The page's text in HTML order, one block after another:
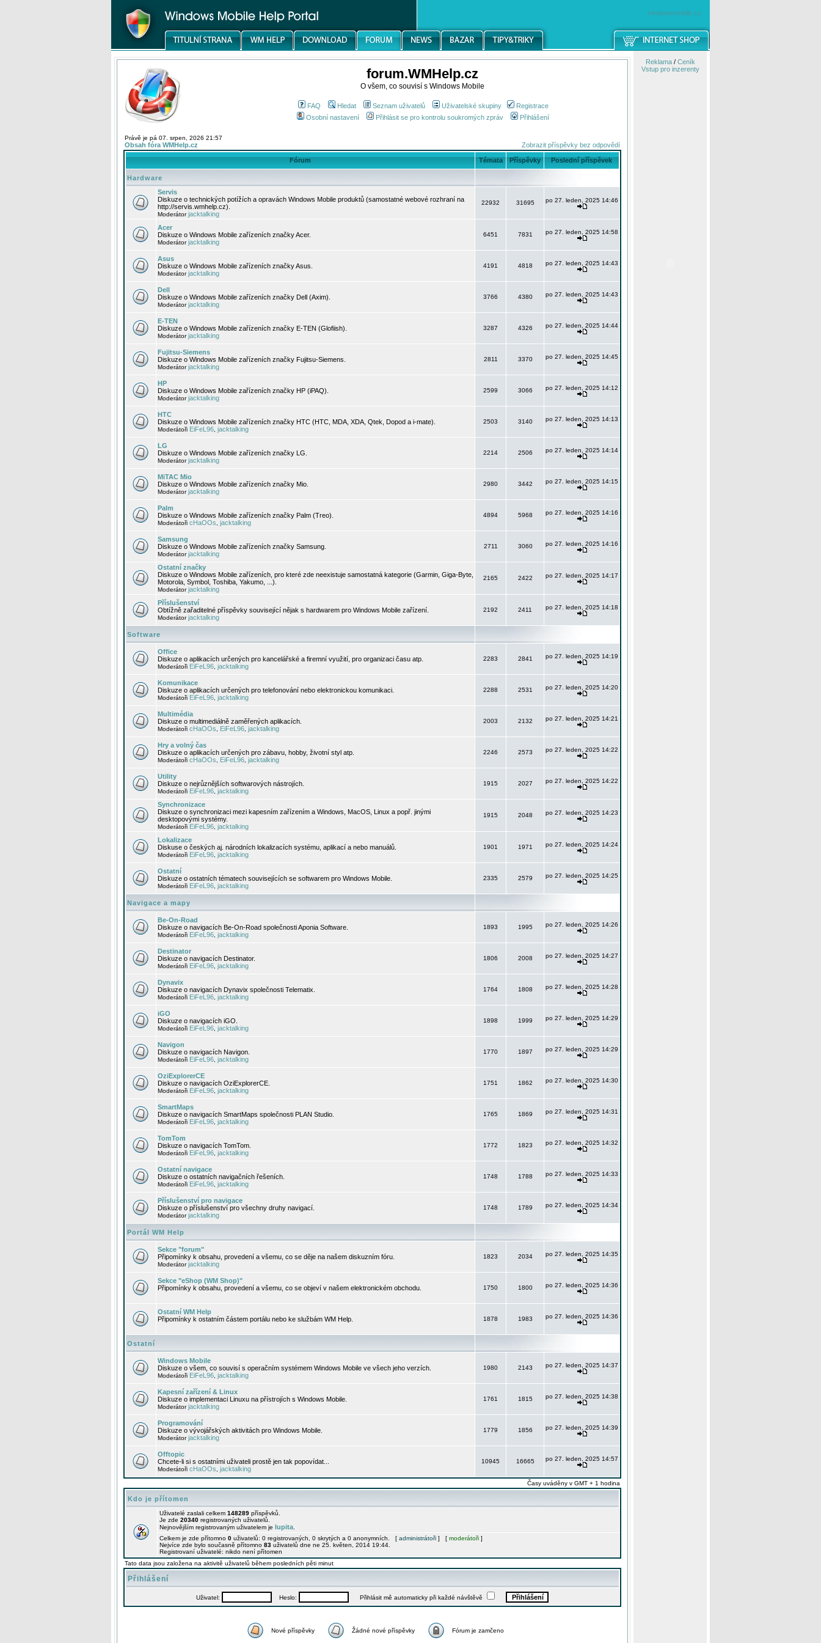
windowsmobile.cz
forum.WMHelp.cz
O všem, co souvisí s Windows Mobile
FAQ Hledat Seznam uživatelů Uživatelské skupiny
Registrace
Osobní nastavení
Přihlásit se pro kontrolu soukromých zpráv Přihlášení
Právě je pá 07. srpen, 2026 21:57
Obsah fóra WMHelp.cz Zobrazit příspěvky bez odpovědí
Fórum Témata Příspěvky Poslední příspěvek
Hardware
Servis
Diskuze o technických potížích a opravách Windows Mobile produktů (samostatné webové rozhraní na
http://servis.wmhelp.cz).
Moderátorjacktalking
22932 31695 po 27. leden, 2025 14:46
Acer
Diskuze o Windows Mobile zařízeních značky Acer.
Moderátorjacktalking
6451 7831 po 27. leden, 2025 14:58
Asus
Diskuze o Windows Mobile zařízeních značky Asus.
Moderátorjacktalking
4191 4818 po 27. leden, 2025 14:43
Dell
Diskuze o Windows Mobile zařízeních značky Dell (Axim).
Moderátorjacktalking
3766 4380 po 27. leden, 2025 14:43
E-TEN
Diskuze o Windows Mobile zařízeních značky E-TEN (Glofiish).
Moderátorjacktalking
3287 4326 po 27. leden, 2025 14:44
Fujitsu-Siemens
Diskuze o Windows Mobile zařízeních značky Fujitsu-Siemens.
Moderátorjacktalking
2811 3370 po 27. leden, 2025 14:45
HP
Diskuze o Windows Mobile zařízeních značky HP (iPAQ).
Moderátorjacktalking
2599 3066 po 27. leden, 2025 14:12
HTC
Diskuze o Windows Mobile zařízeních značky HTC (HTC, MDA, XDA, Qtek, Dopod a i-mate).
Moderátoři EiFeL96 jacktalking
2503 3140 po 27. leden, 2025 14:13
LG
Diskuze o Windows Mobile zařízeních značky LG.
Moderátorjacktalking
2214 2506 po 27. leden, 2025 14:14
MiTAC Mio
Diskuze o Windows Mobile zařízeních značky Mio.
Moderátorjacktalking
2980 3442 po 27. leden, 2025 14:15
Palm
Diskuze o Windows Mobile zařízeních značky Palm (Treo).
Moderátoři cHaOOs jacktalking
4894 5968 po 27. leden, 2025 14:16
Samsung
Diskuze o Windows Mobile zařízeních značky Samsung.
Moderátorjacktalking
2711 3060 po 27. leden, 2025 14:16
Ostatní značky
Diskuze o Windows Mobile zařízeních, pro které zde neexistuje samostatná kategorie (Garmin, Giga-Byte,
Motorola, Symbol, Toshiba, Yakumo, ...).
Moderátorjacktalking
2165 2422 po 27. leden, 2025 14:17
Příslušenství
Obtížně zařaditelné příspěvky související nějak s hardwarem pro Windows Mobile zařízení.
Moderátorjacktalking
2192 2411 po 27. leden, 2025 14:18
Software
Office
Diskuze o aplikacích určených pro kancelářské a firemní využití, pro organizaci času atp.
Moderátoři EiFeL96 jacktalking
2283 2841 po 27. leden, 2025 14:19
Komunikace
Diskuze o aplikacích určených pro telefonování nebo elektronickou komunikaci.
Moderátoři EiFeL96 jacktalking
2288 2531 po 27. leden, 2025 14:20
Multimédia
Diskuze o multimediálně zaměřených aplikacích.
Moderátoři cHaOOs EiFeL96 jacktalking
2003 2132 po 27. leden, 2025 14:21
Hry a volný čas
Diskuze o aplikacích určených pro zábavu, hobby, životní styl atp.
Moderátoři cHaOOs EiFeL96 jacktalking
2246 2573 po 27. leden, 2025 14:22
Utility
Diskuze o nejrůznějších softwarových nástrojích.
Moderátoři EiFeL96 jacktalking
1915 2027 po 27. leden, 2025 14:22
Synchronizace
Diskuze o synchronizaci mezi kapesním zařízením a Windows, MacOS, Linux a popř. jinými
desktopovými systémy.
Moderátoři EiFeL96 jacktalking
1915 2048 po 27. leden, 2025 14:23
Lokalizace
Diskuse o českých aj. národních lokalizacích systému, aplikací a nebo manuálů.
Moderátoři EiFeL96 jacktalking
1901 1971 po 27. leden, 2025 14:24
Ostatní
Diskuze o ostatních tématech souvisejících se softwarem pro Windows Mobile.
Moderátoři EiFeL96 jacktalking
2335 2579 po 27. leden, 2025 14:25
Navigace a mapy
Be-On-Road
Diskuze o navigacích Be-On-Road společnosti Aponia Software.
Moderátoři EiFeL96 jacktalking
1893 1995 po 27. leden, 2025 14:26
Destinator
Diskuze o navigacích Destinator.
Moderátoři EiFeL96 jacktalking
1806 2008 po 27. leden, 2025 14:27
Dynavix
Diskuze o navigacích Dynavix společnosti Telematix.
Moderátoři EiFeL96 jacktalking
1764 1808 po 27. leden, 2025 14:28
iGO
Diskuze o navigacích iGO.
Moderátoři EiFeL96 jacktalking
1898 1999 po 27. leden, 2025 14:29
Navigon
Diskuze o navigacích Navigon.
Moderátoři EiFeL96 jacktalking
1770 1897 po 27. leden, 2025 14:29
OziExplorerCE
Diskuze o navigacích OziExplorerCE.
Moderátoři EiFeL96 jacktalking
1751 1862 po 27. leden, 2025 14:30
SmartMaps
Diskuze o navigacích SmartMaps společnosti PLAN Studio.
Moderátoři EiFeL96 jacktalking
1765 1869 po 27. leden, 2025 14:31
TomTom
Diskuze o navigacích TomTom.
Moderátoři EiFeL96 jacktalking
1772 1823 po 27. leden, 2025 14:32
Ostatní navigace
Diskuze o ostatních navigačních řešeních.
Moderátoři EiFeL96 jacktalking
1748 1788 po 27. leden, 2025 14:33
Příslušenství pro navigace
Diskuze o příslušenství pro všechny druhy navigací.
Moderátorjacktalking
1748 1789 po 27. leden, 2025 14:34
Portál WM Help
Sekce "forum"
Připomínky k obsahu, provedení a všemu, co se děje na našem diskuzním fóru.
Moderátorjacktalking
1823 2034 po 27. leden, 2025 14:35
Sekce "eShop (WM Shop)"
Připomínky k obsahu, provedení a všemu, co se objeví v našem elektronickém obchodu.
1750 1800 po 27. leden, 2025 14:36
Ostatní WM Help
Připomínky k ostatním částem portálu nebo ke službám WM Help.
1878 1983 po 27. leden, 2025 14:36
Ostatní
Windows Mobile
Diskuze o všem, co souvisí s operačním systémem Windows Mobile ve všech jeho verzích.
Moderátoři EiFeL96 jacktalking
1980 2143 po 27. leden, 2025 14:37
Kapesní zařízení & Linux
Diskuze o implementaci Linuxu na přístrojích s Windows Mobile.
Moderátorjacktalking
1761 1815 po 27. leden, 2025 14:38
Programování
Diskuze o vývojářských aktivitách pro Windows Mobile.
Moderátorjacktalking
1779 1856 po 27. leden, 2025 14:39
Offtopic
Chcete-li si s ostatními uživateli prostě jen tak popovídat...
Moderátoři cHaOOs jacktalking
10945 16665 po 27. leden, 2025 14:57
Časy uváděny v GMT + 1 hodina
Kdo je přítomen
Uživatelé zaslali celkem 148289 příspěvků.
Je zde 20340 registrovaných uživatelů.
Nejnovějším registrovaným uživatelem je lupita
Celkem je zde přítomno 0 uživatelů: 0 registrovaných, 0 skrytých a 0 anonymních. [ administrátoři ] [ moderátoři ]
Nejvíce zde bylo současně přítomno 83 uživatelů dne ne 25. květen, 2014 19:44.
Registrovaní uživatelé: nikdo není přítomen
Tato data jsou založena na aktivitě uživatelů během posledních pěti minut
Přihlášení
Uživatel: Heslo: Přihlásit mě automaticky při každé návštěvě
Nové příspěvky Žádné nové příspěvky Fórum je zamčeno
Reklama/ Ceník
Vstup pro inzerenty